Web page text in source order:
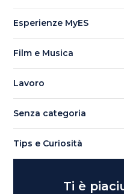
Esperienze MyES
Film e Musica
Lavoro
Senza categoria
Tips e Curiosità
Ti è